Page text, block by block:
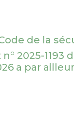
de la
2025-1193
a par